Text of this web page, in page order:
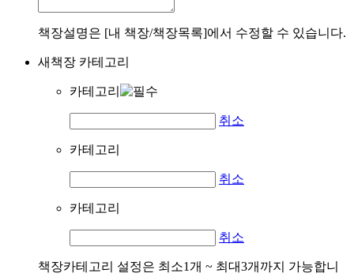
책장설명은 [내 책장/책장목록]에서 수정할 수 있습니다.
새책장 카테고리
카테고리
취소
카테고리
취소
카테고리
취소
책장카테고리 설정은 최소1개 ~ 최대3개까지 가능합니